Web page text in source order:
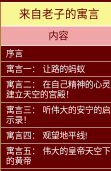
来自老子的寓言
内容
序言
寓言一： 让路的蚂蚁
寓言二： 在自己精神的心灵
建立天空的宫殿！
寓言三： 听伟大的安宁的启
示录！
寓言四： 观望地平线!
寓言五： 伟大的皇帝天空下
的黄帝